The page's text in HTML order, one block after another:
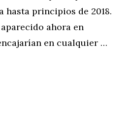
hasta principios de 2018.
ahora en
en cualquier …